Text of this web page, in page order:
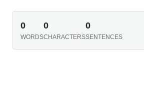
0
WORDS
0
CHARACTERS
0
SENTENCES